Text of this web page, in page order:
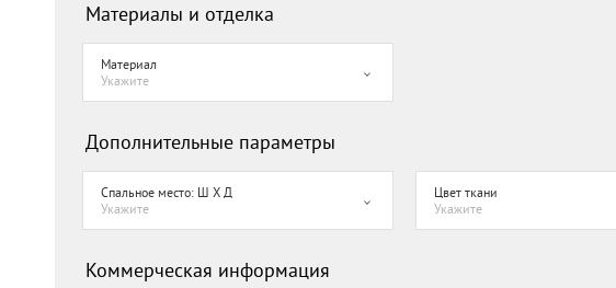
Материалы и отделка
Материал
Укажите
Дополнительные параметры
Спальное место: Ш Х Д
Укажите
Цвет ткани
Укажите
Коммерческая информация